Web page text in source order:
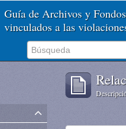
Guía de Archivos y
vinculados a las